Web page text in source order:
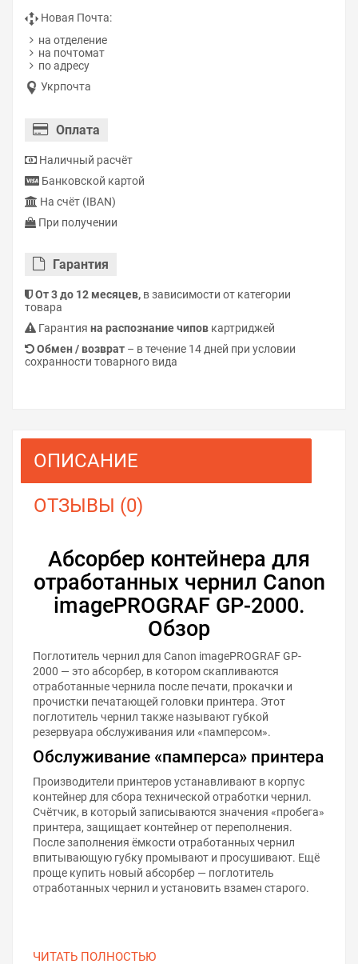
Новая Почта:
на отделение
на почтомат
по адресу
Укрпочта
Оплата
Наличный расчёт
Банковской картой
На счёт (IBAN)
При получении
Гарантия
От 3 до 12 месяцев, в зависимости от категории
товара
Гарантия на распознание чипов картриджей
Обмен / возврат – в течение 14 дней при условии
сохранности товарного вида
ОПИСАНИЕ
ОТЗЫВЫ (0)
Абсорбер контейнера для
отработанных чернил Canon
imagePROGRAF GP-2000.
Обзор
Поглотитель чернил для Canon imagePROGRAF GP-
2000 — это абсорбер, в котором скапливаются
отработанные чернила после печати, прокачки и
прочистки печатающей головки принтера. Этот
поглотитель чернил также называют губкой
резервуара обслуживания или «памперсом».
Обслуживание «памперса» принтера
Производители принтеров устанавливают в корпус
контейнер для сбора технической отработки чернил.
Счётчик, в который записываются значения «пробега»
принтера, защищает контейнер от переполнения.
После заполнения ёмкости отработанных чернил
впитывающую губку промывают и просушивают. Ещё
проще купить новый абсорбер — поглотитель
отработанных чернил и установить взамен старого.
ЧИТАТЬ ПОЛНОСТЬЮ